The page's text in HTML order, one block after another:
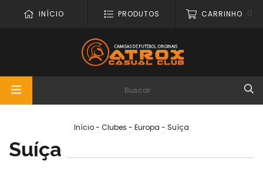
INÍCIO PRODUTOS CARRINHO 0
Início- Clubes - Europa - Suíça
Suíça